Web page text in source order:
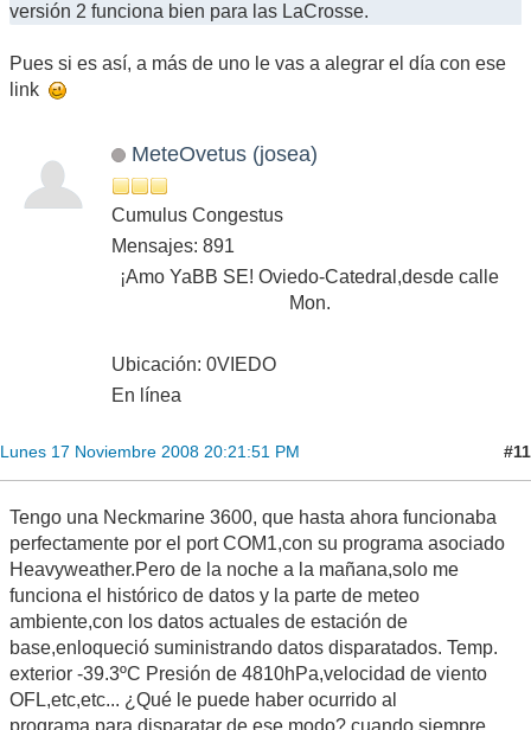
versión 2 funciona bien para las LaCrosse.
Pues si es así, a más de uno le vas a alegrar el día con ese
link
MeteOvetus (josea)
Cumulus Congestus
Mensajes: 891
¡Amo YaBB SE! Oviedo-Catedral,desde calle
Mon.
Ubicación: 0VIEDO
En línea
Lunes 17 Noviembre 2008 20:21:51 PM #11
Tengo una Neckmarine 3600, que hasta ahora funcionaba
perfectamente por el port COM1,con su programa asociado
Heavyweather.Pero de la noche a la mañana,solo me
funciona el histórico de datos y la parte de meteo
ambiente,con los datos actuales de estación de
base,enloqueció suministrando datos disparatados. Temp.
exterior -39.3ºC Presión de 4810hPa,velocidad de viento
OFL,etc,etc... ¿Qué le puede haber ocurrido al